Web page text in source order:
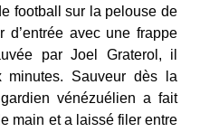
football sur la pelouse de
d’entrée avec une frappe
par Joel Graterol, il
minutes. Sauveur dès la
vénézuélien a fait
main et a laissé filer entre